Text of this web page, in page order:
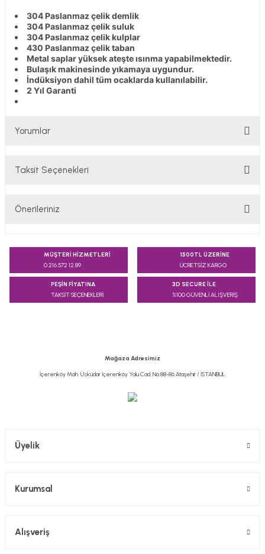
304 Paslanmaz çelik demlik
304 Paslanmaz çelik suluk
304 Paslanmaz çelik kulplar
430 Paslanmaz çelik taban
Metal saplar yüksek ateşte ısınma yapabilmektedir.
Bulaşık makinesinde yıkamaya uygundur.
İndüksiyon dahil tüm ocaklarda kullanılabilir.
2 Yıl Garanti
Yorumlar
Taksit Seçenekleri
Önerileriniz
konularda yetersiz gördüğünüz noktaları öneri formunu
kullanarak tarafımıza iletebilirsiniz.
Ürün resmi kalitesiz, bozuk veya görüntülenemiyor.
MÜŞTERİ HİZMETLERİ
0 216 572 12 89
1500TL ÜZERİNE
ÜCRETSİZ KARGO
PEŞİN FİYATINA
TAKSİT SEÇENEKLERİ
3D SECURE İLE
%100 GÜVENLİ ALIŞVERİŞ
Mağaza Adresimiz
İçerenköy Mah. Üsküdar İçerenköy Yolu Cad. No:88-86 Ataşehir / İSTANBUL
Üyelik
Kurumsal
Alışveriş